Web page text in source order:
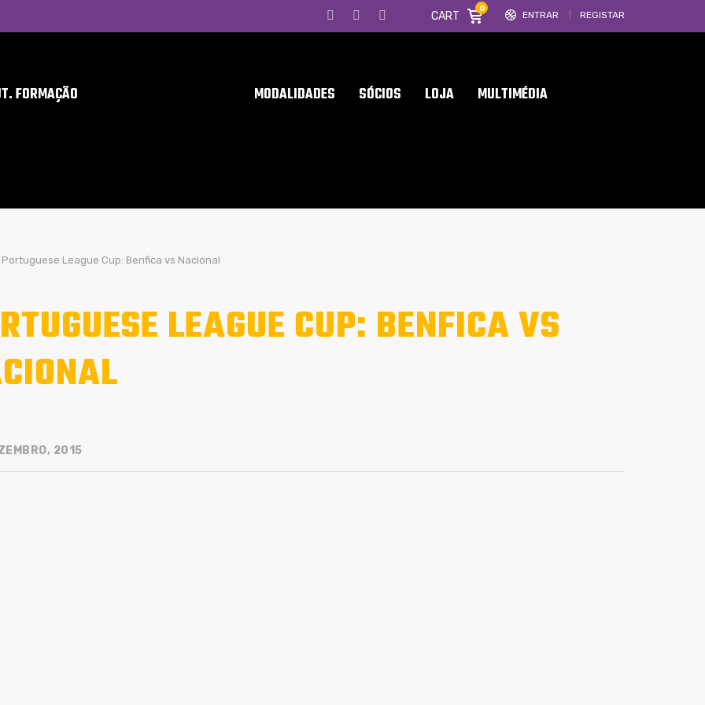
ENTRAR REGISTAR
CART
0
FORMAÇÃO MODALIDADES SÓCIOS LOJA MULTIMÉDIA
Portuguese League Cup: Benfica vs Nacional
LEAGUE CUP: BENFICA VS
2015